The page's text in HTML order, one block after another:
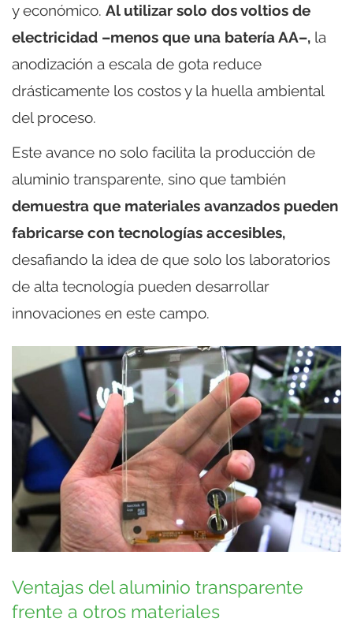
y económico. Al utilizar solo dos voltios de
electricidad –menos que una batería AA–, la
anodización a escala de gota reduce
drásticamente los costos y la huella ambiental
del proceso.
Este avance no solo facilita la producción de
aluminio transparente, sino que también
demuestra que materiales avanzados pueden
fabricarse con tecnologías accesibles,
desafiando la idea de que solo los laboratorios
de alta tecnología pueden desarrollar
innovaciones en este campo.
Ventajas del aluminio transparente
frente a otros materiales